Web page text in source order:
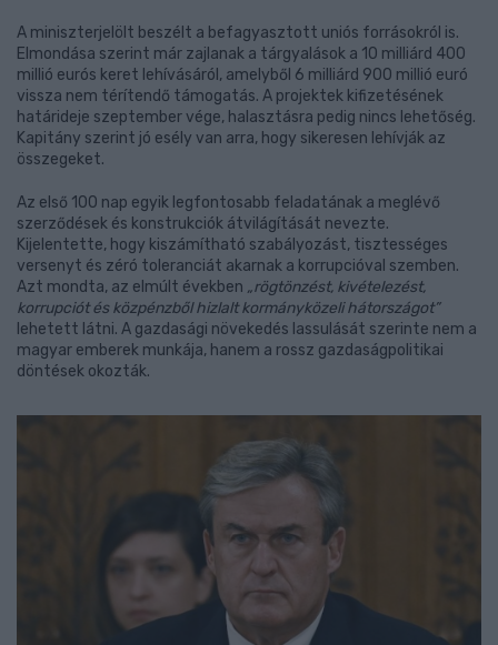
A miniszterjelölt beszélt a befagyasztott uniós forrásokról is.
Elmondása szerint már zajlanak a tárgyalások a 10 milliárd 400
millió eurós keret lehívásáról, amelyből 6 milliárd 900 millió euró
vissza nem térítendő támogatás. A projektek kifizetésének
határideje szeptember vége, halasztásra pedig nincs lehetőség.
Kapitány szerint jó esély van arra, hogy sikeresen lehívják az
összegeket.
Az első 100 nap egyik legfontosabb feladatának a meglévő
szerződések és konstrukciók átvilágítását nevezte.
Kijelentette, hogy kiszámítható szabályozást, tisztességes
versenyt és zéró toleranciát akarnak a korrupcióval szemben.
Azt mondta, az elmúlt években „rögtönzést, kivételezést,
korrupciót és közpénzből hizlalt kormányközeli hátországot”
lehetett látni. A gazdasági növekedés lassulását szerinte nem a
magyar emberek munkája, hanem a rossz gazdaságpolitikai
döntések okozták.